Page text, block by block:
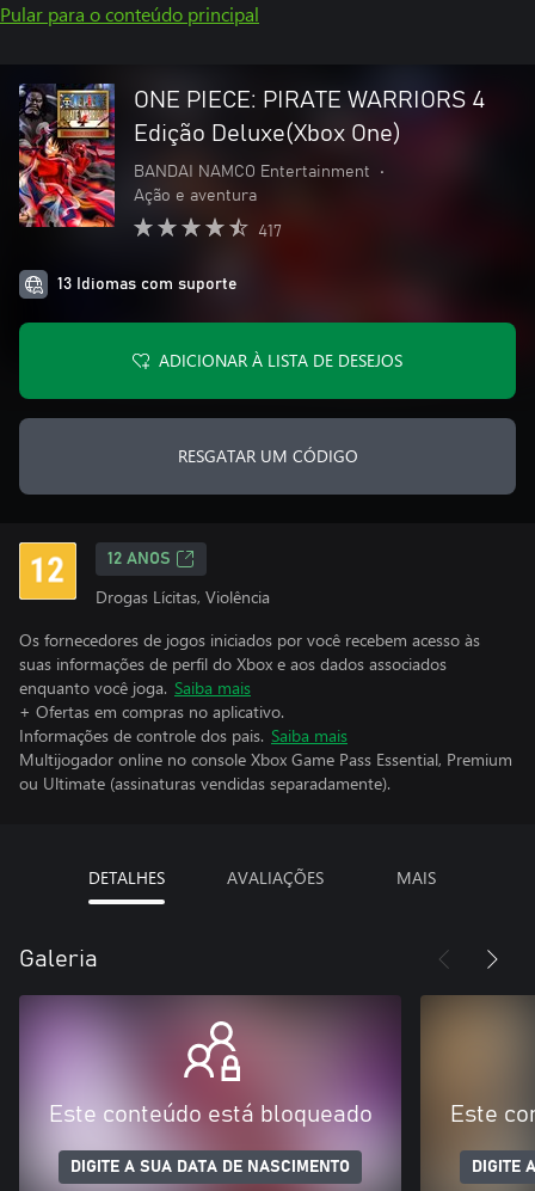
Pular para o conteúdo principal
ONE PIECE: PIRATE WARRIORS 4
Edição Deluxe(Xbox One)
BANDAI NAMCO Entertainment
•
Ação e aventura
417
13 Idiomas com suporte
ADICIONAR À LISTA DE DESEJOS
RESGATAR UM CÓDIGO
12 ANOS
Drogas Lícitas, Violência
Os fornecedores de jogos iniciados por você recebem acesso às
suas informações de perfil do Xbox e aos dados associados
enquanto você joga. Saiba mais
+ Ofertas em compras no aplicativo.
Informações de controle dos pais. Saiba mais
Multijogador online no console Xbox Game Pass Essential, Premium
ou Ultimate (assinaturas vendidas separadamente).
DETALHES AVALIAÇÕES MAIS
Galeria
Este conteúdo está bloqueado
DIGITE A SUA DATA DE NASCIMENTO
Este
DIGITE